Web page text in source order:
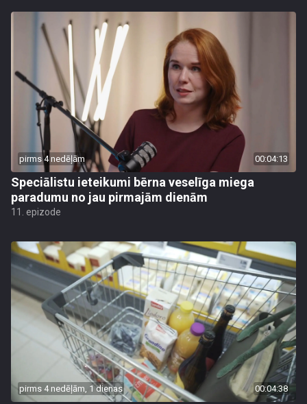
pirms 4 nedēļām 00:04:13
Speciālistu ieteikumi bērna veselīga miega
paradumu no jau pirmajām dienām
11. epizode
pirms 4 nedēļām, 1 dienas 00:04:38